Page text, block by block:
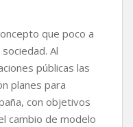
que poco a
Al
públicas las
planes para
con objetivos
cambio de modelo